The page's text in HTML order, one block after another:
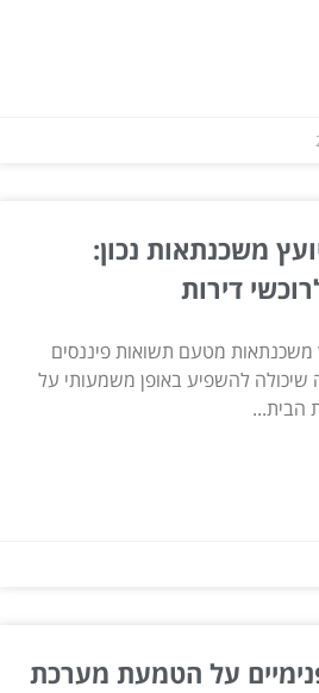
משכנתאות נכון:
דירות
משכנתאות מטעם תשואות פיננסים
להשפיע באופן משמעותי על
הבית...
על הטמעת מערכת